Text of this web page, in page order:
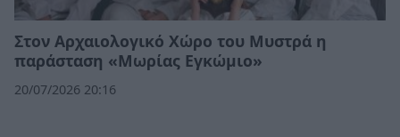
Στον Αρχαιολογικό Χώρο του Μυστρά η
παράσταση «Μωρίας Εγκώμιο»
20/07/2026 20:16